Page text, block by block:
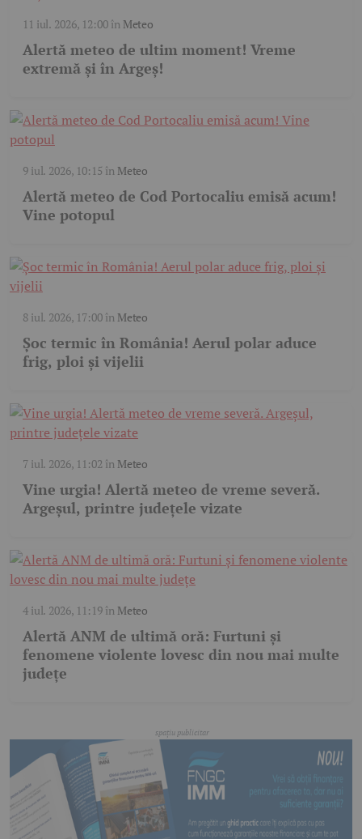
11 iul. 2026, 12:00în Meteo
Alertă meteo de ultim moment! Vreme
extremă și în Argeș!
9 iul. 2026, 10:15 în Meteo
Alertă meteo de Cod Portocaliu emisă acum!
Vine potopul
8 iul. 2026, 17:00în Meteo
Șoc termic în România! Aerul polar aduce
frig, ploi și vijelii
7 iul. 2026, 11:02 în Meteo
Vine urgia! Alertă meteo de vreme severă.
Argeșul, printre județele vizate
4 iul. 2026, 11:19în Meteo
Alertă ANM de ultimă oră: Furtuni și
fenomene violente lovesc din nou mai multe
județe